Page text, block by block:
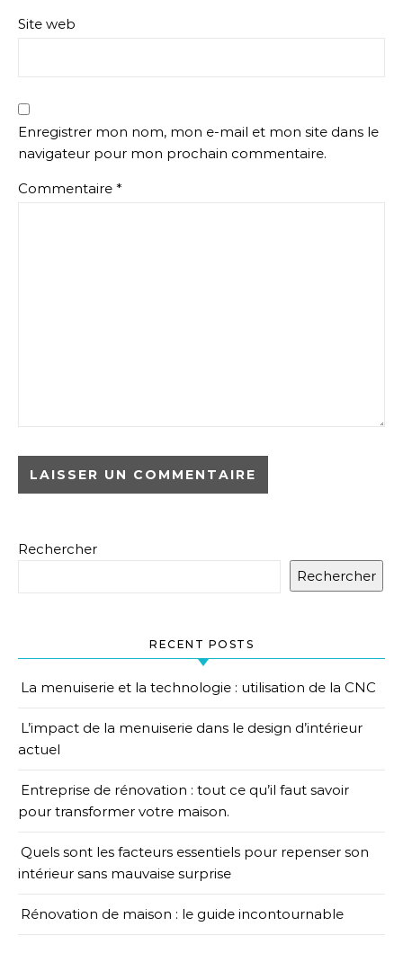
Site web
Enregistrer mon nom, mon e-mail et mon site dans le
navigateur pour mon prochain commentaire.
Commentaire *
Rechercher
Rechercher
RECENT POSTS
La menuiserie et la technologie : utilisation de la CNC
L’impact de la menuiserie dans le design d’intérieur
actuel
Entreprise de rénovation : tout ce qu’il faut savoir
pour transformer votre maison.
Quels sont les facteurs essentiels pour repenser son
intérieur sans mauvaise surprise
Rénovation de maison : le guide incontournable